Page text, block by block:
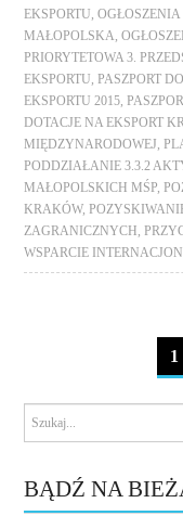
EKSPORTU ,
MAŁOPOLSKA ,
PRIORYTETOWA 3.
EKSPORTU ,PASZPORT
EKSPORTU 2015 ,
DOTACJE NA EKSPORT
MIĘDZYNARODOWEJ ,
PODDZIAŁANIE 3.3.2
MAŁOPOLSKICH MŚP ,
KRAKÓW,
ZAGRANICZNYCH ,
WSPARCIE
1
BĄDŹ NA